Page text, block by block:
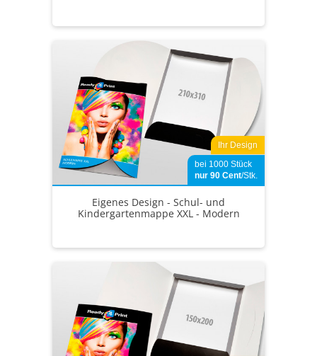
Ihr Design
bei 1000 Stück
nur 90 Cent/Stk.
Eigenes Design - Schul- und
Kindergartenmappe XXL - Modern